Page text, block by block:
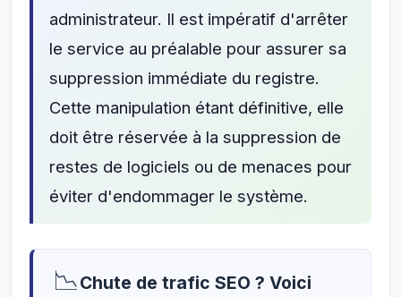
administrateur. Il est impératif d'arrêter
le service au préalable pour assurer sa
suppression immédiate du registre.
Cette manipulation étant définitive, elle
doit être réservée à la suppression de
restes de logiciels ou de menaces pour
éviter d'endommager le système.
📉Chute de trafic SEO ? Voici